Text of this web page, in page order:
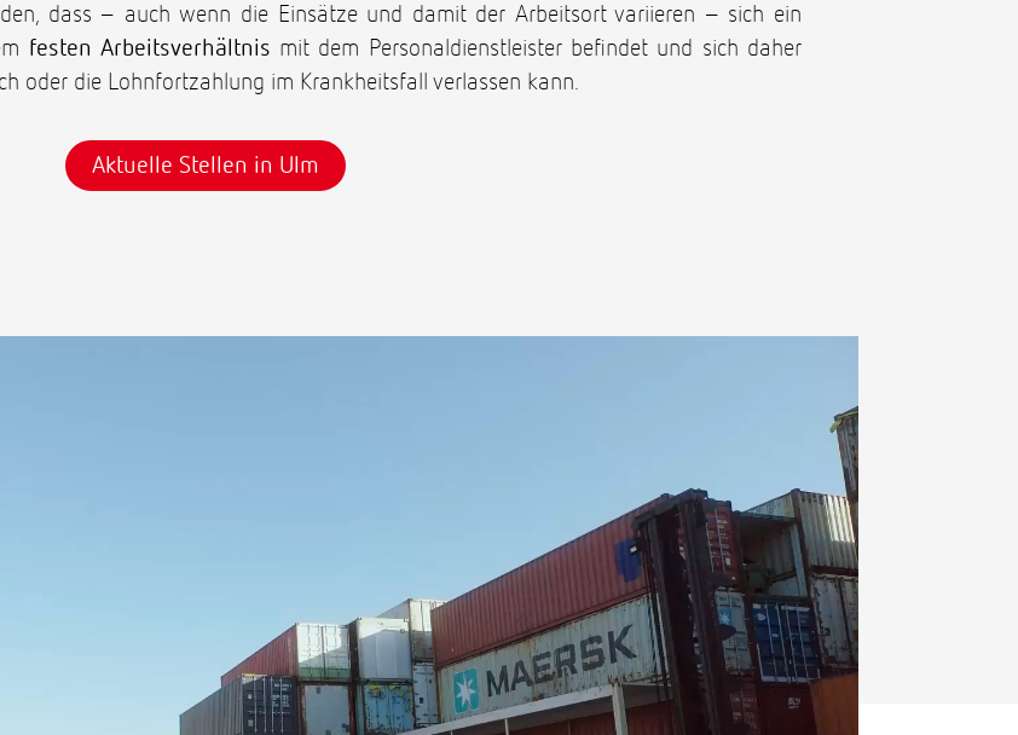
dass – auch wenn die Einsätze und damit der Arbeitsort variieren – sich ein
festen Arbeitsverhältnis mit dem Personaldienstleister befindet und sich daher
oder die Lohnfortzahlung im Krankheitsfall verlassen kann.
Aktuelle Stellen in Ulm